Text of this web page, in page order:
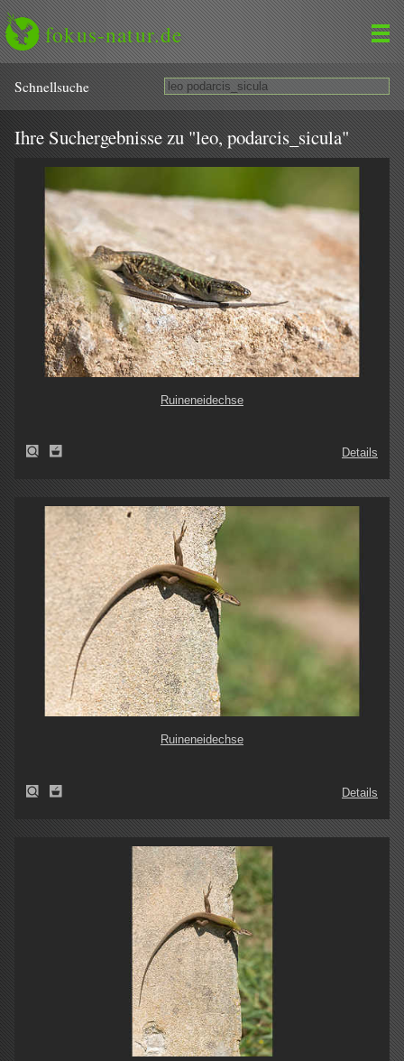
fokus-natur.de
Schnell­suche
Ihre Suchergebnisse zu "leo, podarcis_sicula"
Ruineneidechse
Details
Ruineneidechse
Details